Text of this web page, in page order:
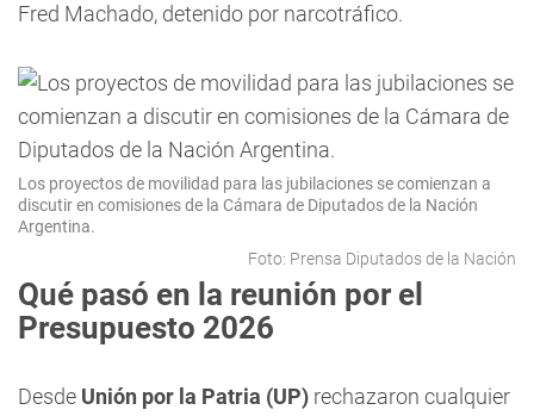
Fred Machado, detenido por narcotráfico.
Los proyectos de movilidad para las jubilaciones se comienzan a
discutir en comisiones de la Cámara de Diputados de la Nación
Argentina.
Foto: Prensa Diputados de la Nación
Qué pasó en la reunión por el
Presupuesto 2026
Desde Unión por la Patria (UP) rechazaron cualquier